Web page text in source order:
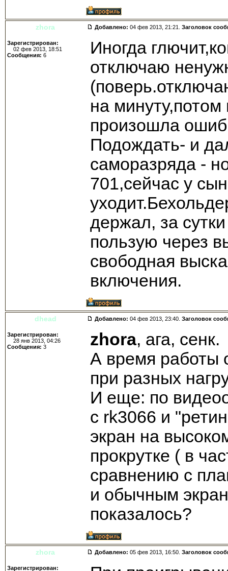
zhora Добавлено: 04 фев 2013, 21:21. Заголовок
Зарегистрирован:
02 фев 2013, 18:51
Сообщения: 6
Иногда
отключаю
на
произошла
Подождать- и
саморазряда -
701,сейчас у
держал, за
пользую через
свободная
включения.
dhead Добавлено: 04 фев 2013, 23:40. Заголовок
Зарегистрирован:
28 янв 2013, 04:26
Сообщения: 3 zhora, ага, сенк.
А время работы
при разных
И еще: по
с rk3066 и
экран на
прокрутке ( в
сравнению с
и обычным
показалось?
zhora Добавлено: 05 фев 2013, 16:50. Заголовок
Зарегистрирован: